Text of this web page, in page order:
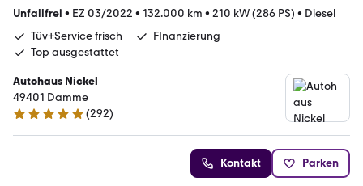
Unfallfrei • EZ 03/2022 • 132.000 km • 210 kW (286 PS) • Diesel
Tüv+Service frisch
FInanzierung
Top ausgestattet
Autohaus Nickel
49401 Damme
4.8 Sterne
(292)
Kontakt Parken